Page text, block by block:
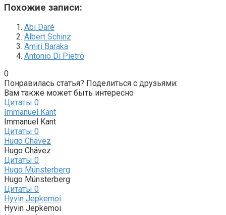
Похожие записи:
Abi Daré
Albert Schinz
Amiri Baraka
Antonio Di Pietro
0
Понравилась статья? Поделиться с друзьями:
Вам также может быть интересно
Цитаты 0
Immanuel Kant
Immanuel Kant
Цитаты 0
Hugo Chávez
Hugo Chávez
Цитаты 0
Hugo Münsterberg
Hugo Münsterberg
Цитаты 0
Hyvin Jepkemoi
Hyvin Jepkemoi